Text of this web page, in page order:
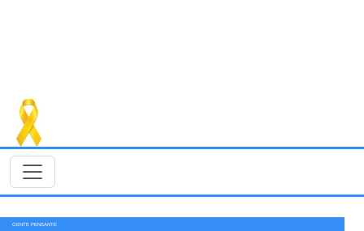
GENTE PENSANTE